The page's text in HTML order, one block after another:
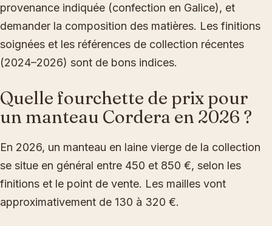
provenance indiquée (confection en Galice), et
demander la composition des matières. Les finitions
soignées et les références de collection récentes
(2024–2026) sont de bons indices.
Quelle fourchette de prix pour
un manteau Cordera en 2026 ?
En 2026, un manteau en laine vierge de la collection
se situe en général entre 450 et 850 €, selon les
finitions et le point de vente. Les mailles vont
approximativement de 130 à 320 €.